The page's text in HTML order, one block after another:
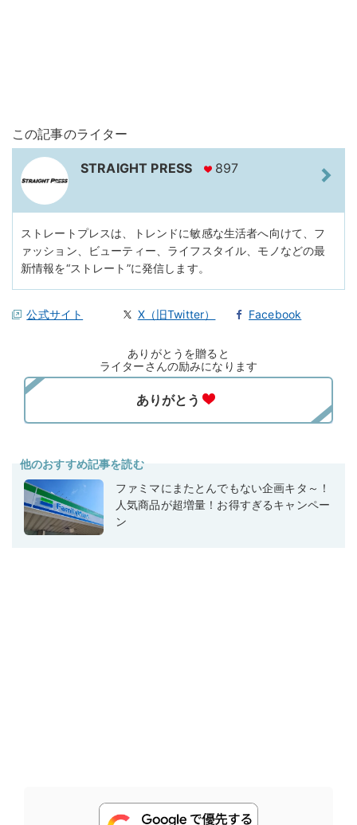
この記事のライター
STRAIGHT PRESS 897
ストレートプレスは、トレンドに敏感な生活者へ向けて、フ
ァッション、ビューティー、ライフスタイル、モノなどの最
新情報を“ストレート”に発信します。
公式サイト X（旧Twitter） Facebook
ありがとうを贈ると
ライターさんの励みになります
他のおすすめ記事を読む
ファミマにまたとんでもない企画キタ～！
人気商品が超増量！お得すぎるキャンペー
ン